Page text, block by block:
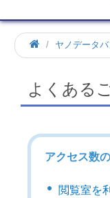
ヤノデータ
よくある
アクセス数
閲覧室を